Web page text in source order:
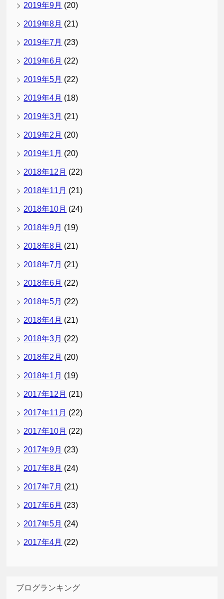
2019年9月 (20)
2019年8月 (21)
2019年7月 (23)
2019年6月 (22)
2019年5月 (22)
2019年4月 (18)
2019年3月 (21)
2019年2月 (20)
2019年1月 (20)
2018年12月 (22)
2018年11月 (21)
2018年10月 (24)
2018年9月 (19)
2018年8月 (21)
2018年7月 (21)
2018年6月 (22)
2018年5月 (22)
2018年4月 (21)
2018年3月 (22)
2018年2月 (20)
2018年1月 (19)
2017年12月 (21)
2017年11月 (22)
2017年10月 (22)
2017年9月 (23)
2017年8月 (24)
2017年7月 (21)
2017年6月 (23)
2017年5月 (24)
2017年4月 (22)
ブログランキング